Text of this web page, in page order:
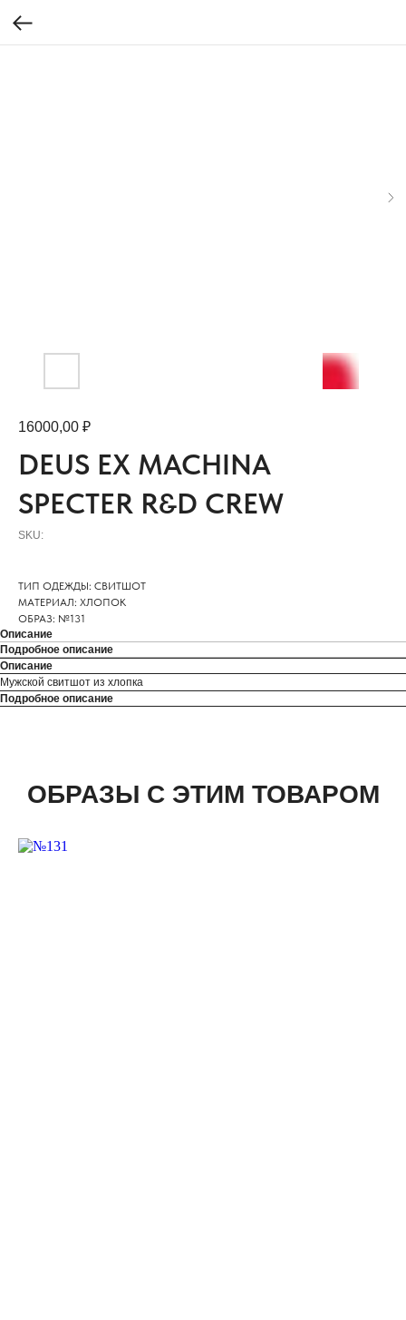
DEUS EX MACHINA
SPECTER R&D CREW
SKU:
16000,00 ₽
ТИП ОДЕЖДЫ: СВИТШОТ
МАТЕРИАЛ: ХЛОПОК
ОБРАЗ: №131
Описание
Подробное описание
Описание
Мужской свитшот из хлопка
Подробное описание
ОБРАЗЫ С ЭТИМ ТОВАРОМ